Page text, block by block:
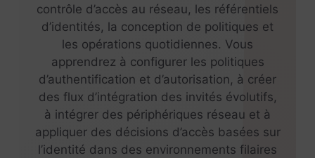
contrôle d’accès au réseau, les référentiels
d’identités, la conception de politiques et
les opérations quotidiennes. Vous
apprendrez à configurer les politiques
d’authentification et d’autorisation, à créer
des flux d’intégration des invités évolutifs,
à intégrer des périphériques réseau et à
appliquer des décisions d’accès basées sur
l’identité dans des environnements filaires